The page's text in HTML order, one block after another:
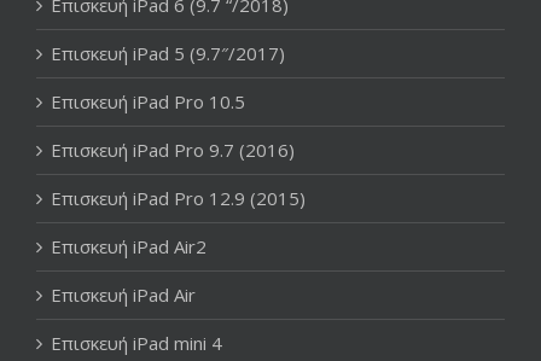
Επισκευή iPad 5 (9.7″/2017)
Επισκευή iPad Pro 10.5
Επισκευή iPad Pro 9.7 (2016)
Επισκευή iPad Pro 12.9 (2015)
Επισκευή iPad Air2
Επισκευή iPad Air
Επισκευή iPad mini 4